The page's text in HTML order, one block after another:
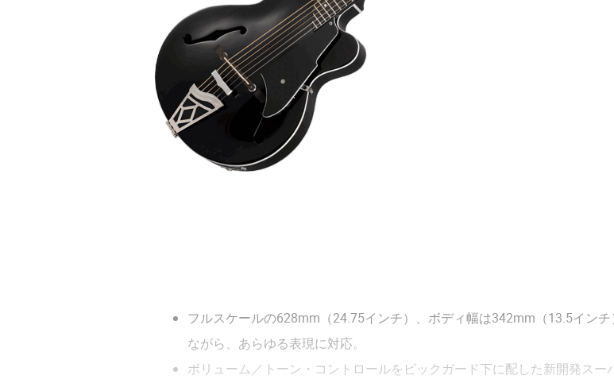
フルスケールの628mm（24.75インチ）、ボディ幅は342mm（13.5イン
ながら、あらゆる表現に対応。
ボリューム／トーン・コントロールをピックガード下に配した新開発ス